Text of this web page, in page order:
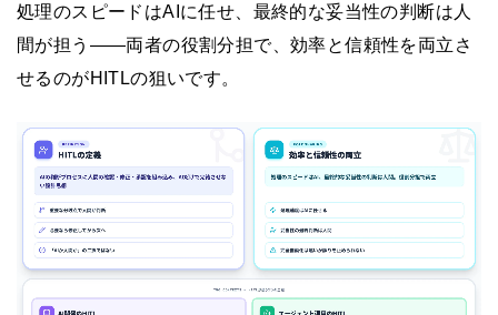
処理のスピードはAIに任せ、最終的な妥当性の判断は人
間が担う——両者の役割分担で、効率と信頼性を両立さ
せるのがHITLの狙いです。